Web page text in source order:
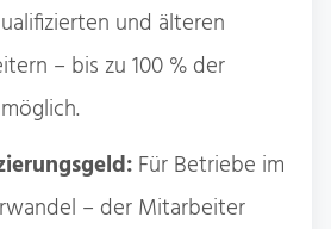
und älteren
– bis zu 100 % der
Für Betriebe im
– der Mitarbeiter